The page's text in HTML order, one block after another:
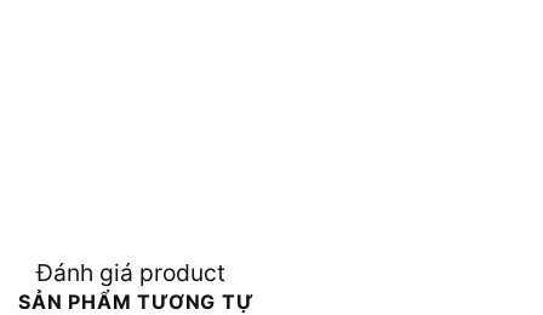
Đánh giá product
SẢN PHẨM TƯƠNG TỰ